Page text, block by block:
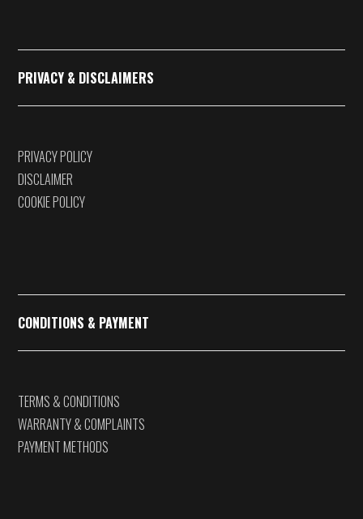
PRIVACY & DISCLAIMERS
PRIVACY POLICY
DISCLAIMER
COOKIE POLICY
CONDITIONS & PAYMENT
TERMS & CONDITIONS
WARRANTY & COMPLAINTS
PAYMENT METHODS